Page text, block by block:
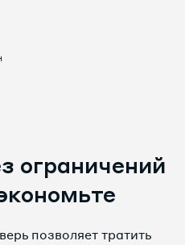
ограничений
позволяет тратить